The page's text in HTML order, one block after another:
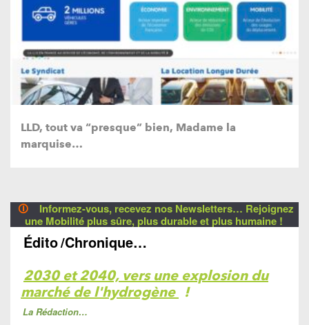
LLD, tout va “presque” bien, Madame la
marquise…
🛈
Informez-vous, recevez nos Newsletters… Rejoignez
une Mobilité plus sûre, plus durable et plus humaine !
Édito/Chronique…
2030 et 2040, vers une explosion du
marché de l'hydrogène !
La Rédaction…